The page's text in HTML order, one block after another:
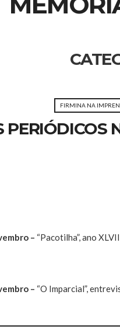
FIRMINA NA
PERIÓDICOS
– “Pacotilha”, ano
– “O Imparcial”,